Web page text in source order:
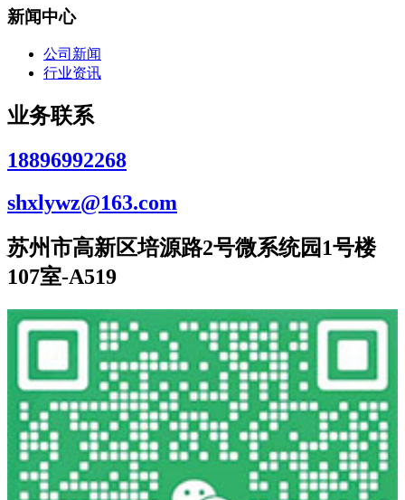
新闻中心
公司新闻
行业资讯
业务联系
18896992268
shxlywz@163.com
苏州市高新区培源路2号微系统园1号楼
107室-A519